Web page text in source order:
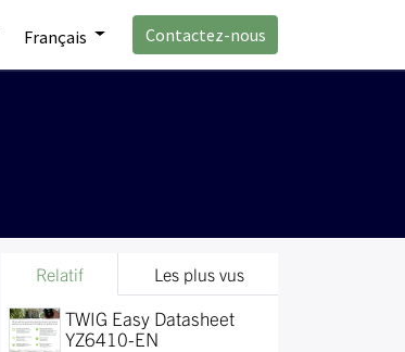
Français Contactez-nous
Relatif Les plus vus
TWIG Easy Datasheet
YZ6410-EN